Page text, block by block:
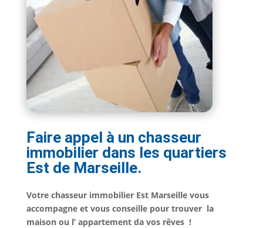
Faire appel à un chasseur
immobilier dans les quartiers
Est de Marseille.
Votre chasseur immobilier Est Marseille vous
accompagne et vous conseille pour trouver la
maison ou l’ appartement da vos rêves !